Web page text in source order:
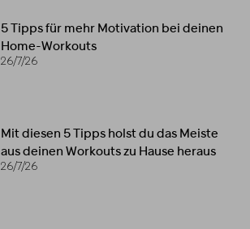
5 Tipps für mehr Motivation bei deinen
Home-Workouts
26/7/26
Mit diesen 5 Tipps holst du das Meiste
aus deinen Workouts zu Hause heraus
26/7/26